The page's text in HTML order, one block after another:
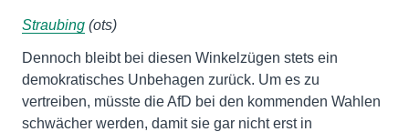
Straubing (ots)
Dennoch bleibt bei diesen Winkelzügen stets ein
demokratisches Unbehagen zurück. Um es zu
vertreiben, müsste die AfD bei den kommenden Wahlen
schwächer werden, damit sie gar nicht erst in